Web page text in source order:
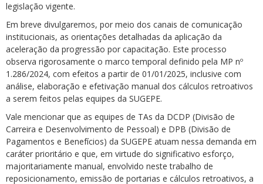
legislação vigente.
Em breve divulgaremos, por meio dos canais de comunicação
institucionais, as orientações detalhadas da aplicação da
aceleração da progressão por capacitação. Este processo
observa rigorosamente o marco temporal definido pela MP nº
1.286/2024, com efeitos a partir de 01/01/2025, inclusive com
análise, elaboração e efetivação manual dos cálculos retroativos
a serem feitos pelas equipes da SUGEPE.
Vale mencionar que as equipes de TAs da DCDP (Divisão de
Carreira e Desenvolvimento de Pessoal) e DPB (Divisão de
Pagamentos e Benefícios) da SUGEPE atuam nessa demanda em
caráter prioritário e que, em virtude do significativo esforço,
majoritariamente manual, envolvido neste trabalho de
reposicionamento, emissão de portarias e cálculos retroativos, a